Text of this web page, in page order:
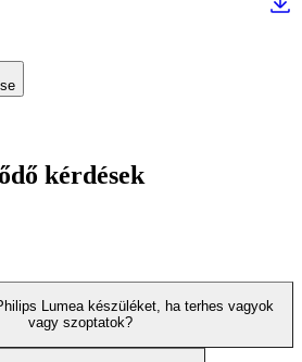
kérdések
Lumea készüléket, ha terhes vagyok
vagy szoptatok?